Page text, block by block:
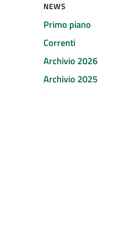
NEWS
Primo piano
Correnti
Archivio 2026
Archivio 2025